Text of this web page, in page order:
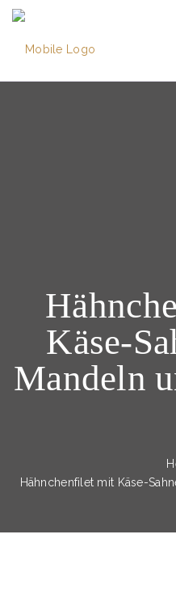
Käse-
Mandeln
Hähnchenfilet mit Käse-